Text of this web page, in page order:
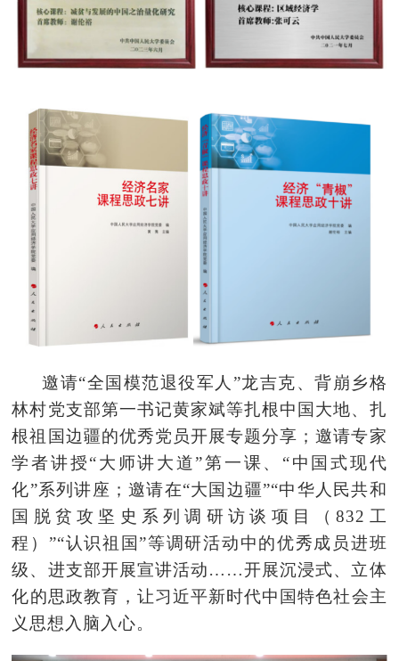
邀请“全国模范退役军人”龙吉克、背崩乡格
林村党支部第一书记黄家斌等扎根中国大地、扎
根祖国边疆的优秀党员开展专题分享；邀请专家
学者讲授“大师讲大道”第一课、“中国式现代
化”系列讲座；邀请在“大国边疆”“中华人民共和
国脱贫攻坚史系列调研访谈项目（832工
程）”“认识祖国”等调研活动中的优秀成员进班
级、进支部开展宣讲活动……开展沉浸式、立体
化的思政教育 ， 让习近平新时代中国特色社会主
义思想入脑入心。